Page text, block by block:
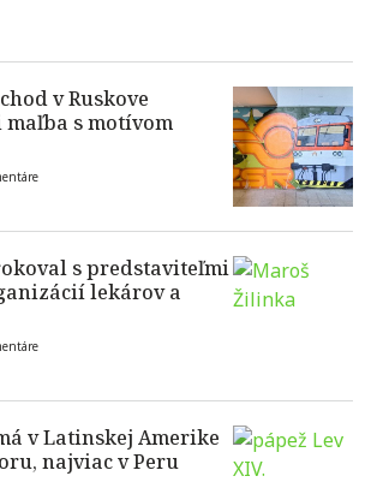
v Ruskove
s motívom
s predstaviteľmi
lekárov a
v Latinskej Amerike
najviac v Peru